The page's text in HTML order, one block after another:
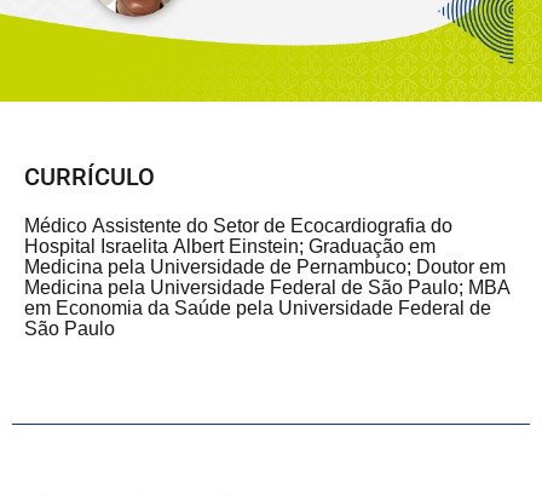
CURRÍCULO
Médico Assistente do Setor de Ecocardiografia do
Hospital Israelita Albert Einstein; Graduação em
Medicina pela Universidade de Pernambuco; Doutor em
Medicina pela Universidade Federal de São Paulo; MBA
em Economia da Saúde pela Universidade Federal de
São Paulo